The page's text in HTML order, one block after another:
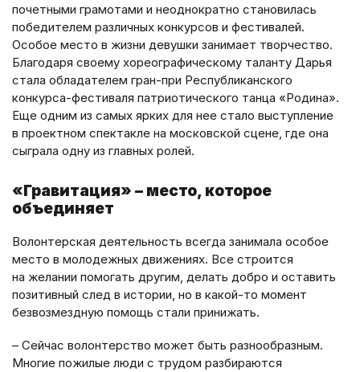
почетными грамотами и неоднократно становилась
победителем различных конкурсов и фестивалей.
Особое место в жизни девушки занимает творчество.
Благодаря своему хореографическому таланту Дарья
стала обладателем гран-при Республиканского
конкурса-фестиваля патриотического танца «Родина».
Еще одним из самых ярких для нее стало выступление
в проектном спектакле на московской сцене, где она
сыграла одну из главных ролей.
«Гравитация» – место, которое
объединяет
Волонтерская деятельность всегда занимала особое
место в молодежных движениях. Все строится
на желании помогать другим, делать добро и оставить
позитивный след в истории, но в какой-то момент
безвозмездную помощь стали принижать.
– Сейчас волонтерство может быть разнообразным.
Многие пожилые люди с трудом разбираются